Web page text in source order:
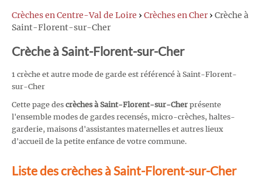
Crèches en Centre-Val de Loire › Crèches en Cher › Crèche à
Saint-Florent-sur-Cher
Crèche à Saint-Florent-sur-Cher
1 crèche et autre mode de garde est référencé à Saint-Florent-
sur-Cher
Cette page des crèches à Saint-Florent-sur-Cher présente
l'ensemble modes de gardes recensés, micro-crèches, haltes-
garderie, maisons d'assistantes maternelles et autres lieux
d'accueil de la petite enfance de votre commune.
Liste des crèches à Saint-Florent-sur-Cher